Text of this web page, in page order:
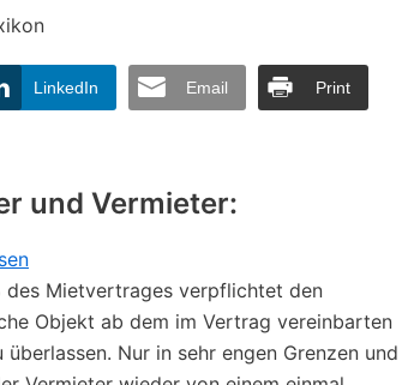
LinkedIn Email Print
und Vermieter:
des Mietvertrages verpflichtet den
Objekt ab dem im Vertrag vereinbarten
Nur in sehr engen Grenzen und